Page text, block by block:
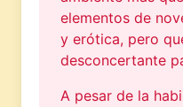
elementos de
y erótica, pero
desconcertante
A pesar de la